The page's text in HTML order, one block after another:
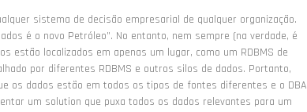
sistema de decisão empresarial de qualquer organização.
é o novo Petróleo”. No entanto, nem sempre (na verdade, é
estão localizados em apenas um lugar, como um RDBMS de
por diferentes RDBMS e outros silos de dados. Portanto,
os dados estão em todos os tipos de fontes diferentes e o DBA
um solution que puxa todos os dados relevantes para um